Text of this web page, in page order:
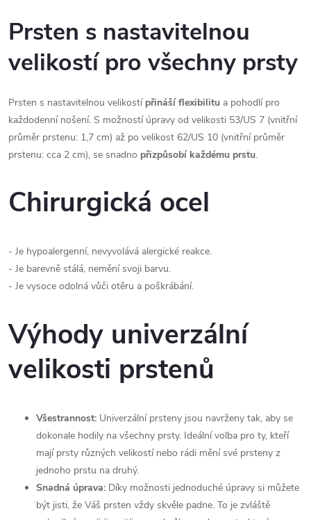
Prsten s nastavitelnou
velikostí pro všechny prsty
Prsten s nastavitelnou velikostí přináší flexibilitu a pohodlí pro
každodenní nošení. S možností úpravy od velikosti 53/US 7 (vnitřní
průměr prstenu: 1,7 cm) až po velikost 62/US 10 (vnitřní průměr
prstenu: cca 2 cm), se snadno přizpůsobí každému prstu.
Chirurgická ocel
- Je hypoalergenní, nevyvolává alergické reakce.
- Je barevně stálá, nemění svoji barvu.
- Je vysoce odolná vůči otěru a poškrábání.
Výhody univerzální
velikosti prstenů
Všestrannost: Univerzální prsteny jsou navrženy tak, aby se
dokonale hodily na všechny prsty. Ideální volba pro ty, kteří
mají prsty různých velikostí nebo rádi mění své prsteny z
jednoho prstu na druhý.
Snadná úprava: Díky možnosti jednoduché úpravy si můžete
být jisti, že Váš prsten vždy skvěle padne. To je zvláště